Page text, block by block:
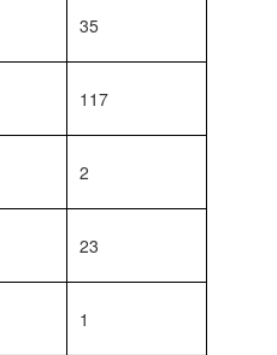
35
117
2
23
1